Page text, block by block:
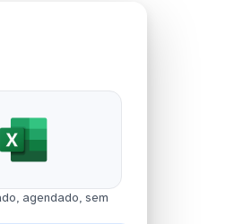
agendado, sem